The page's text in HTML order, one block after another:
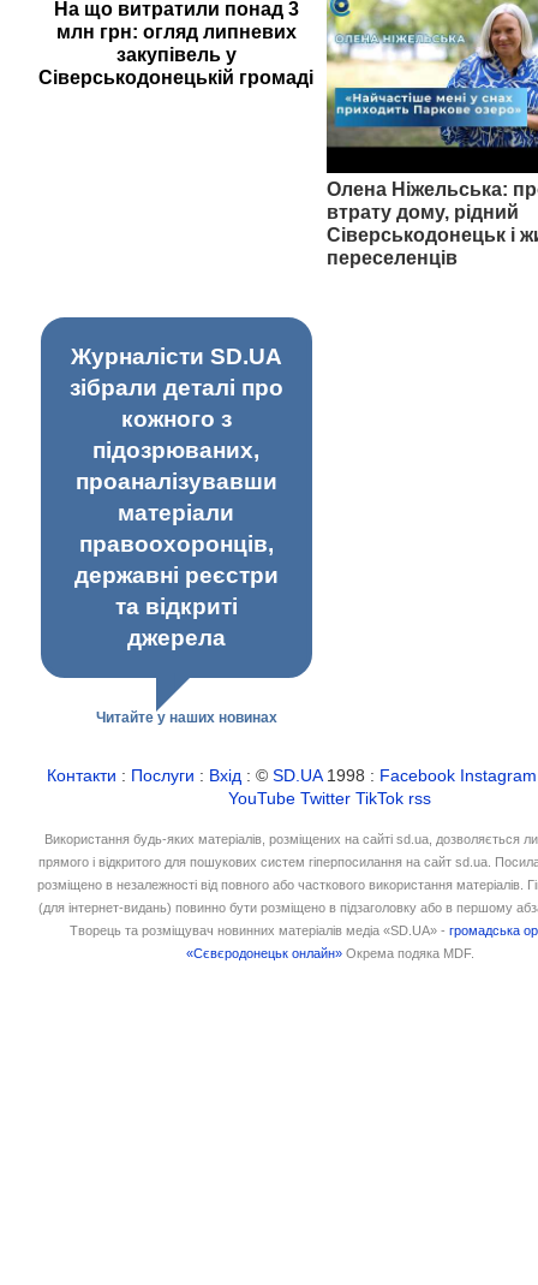
На що витратили понад 3
млн грн: огляд липневих
закупівель у
Сіверськодонецькій громаді
Олена Ніжельська:
втрату дому, рідний
Сіверськодонецьк і
переселенців
Журналісти SD.UA
зібрали деталі про
кожного з
підозрюваних,
проаналізувавши
матеріали
правоохоронців,
державні реєстри
та відкриті
джерела
Читайте у наших новинах
Контакти : Послуги : Вхід : ©SD.UA1998 : Facebook Instagram
YouTube Twitter TikTok rss
Використання будь-яких матеріалів, розміщених на сайті sd.ua, дозволяється
прямого і відкритого для пошукових систем гіперпосилання на сайт sd.ua.
розміщено в незалежності від повного або часткового використання матеріалів.
(для інтернет-видань) повинно бути розміщено в підзаголовку або в першому
Творець та розміщувач новинних матеріалів медіа «SD.UA» -громадська
«Сєвєродонецьк онлайн» Окрема подяка MDF.